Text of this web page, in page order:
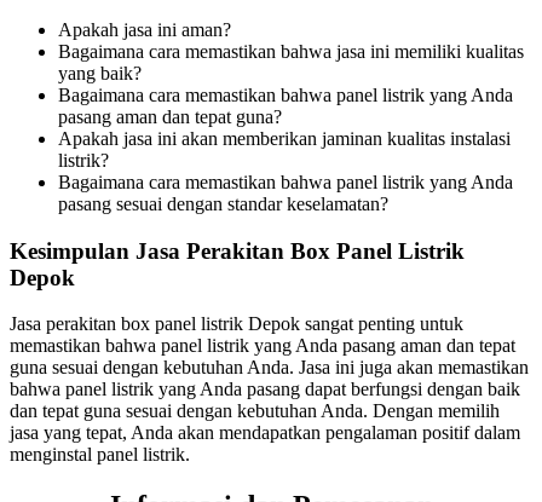
Apakah jasa ini aman?
Bagaimana cara memastikan bahwa jasa ini memiliki kualitas
yang baik?
Bagaimana cara memastikan bahwa panel listrik yang Anda
pasang aman dan tepat guna?
Apakah jasa ini akan memberikan jaminan kualitas instalasi
listrik?
Bagaimana cara memastikan bahwa panel listrik yang Anda
pasang sesuai dengan standar keselamatan?
Kesimpulan Jasa Perakitan Box Panel Listrik
Depok
Jasa perakitan box panel listrik Depok sangat penting untuk
memastikan bahwa panel listrik yang Anda pasang aman dan tepat
guna sesuai dengan kebutuhan Anda. Jasa ini juga akan memastikan
bahwa panel listrik yang Anda pasang dapat berfungsi dengan baik
dan tepat guna sesuai dengan kebutuhan Anda. Dengan memilih
jasa yang tepat, Anda akan mendapatkan pengalaman positif dalam
menginstal panel listrik.